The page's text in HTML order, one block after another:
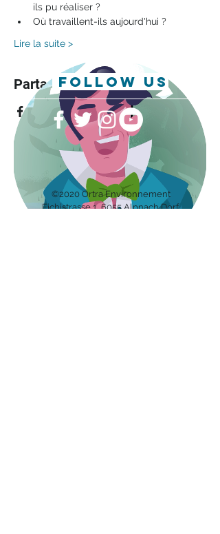
ils pu réaliser ?
Où travaillent-ils aujourd'hui ?
Lire la suite >
Partager cet événement
follow us
©2020 Ortra Environnement
Eichistrasse 1, 6055 Alpnach Dorf